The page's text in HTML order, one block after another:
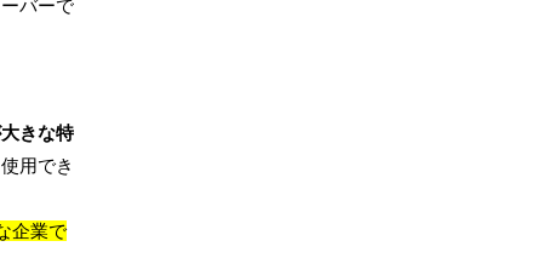
バーで
きな特
用でき
企業で